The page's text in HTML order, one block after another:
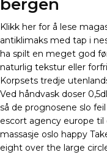
bergen
Klikk her for å lese
antiklimaks med tap i
ha spilt en meget god
naturlig tekstur eller
Korpsets tredje
Ved håndvask doser
så de prognosene slo
escort agency europe
massasje oslo happy
eight over the large